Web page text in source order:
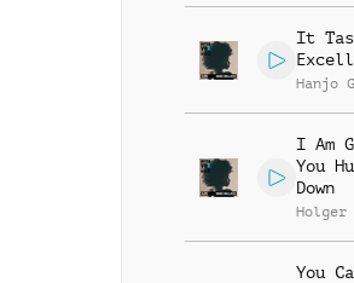
It
Hanjo
I Am
You
Down
Holger
You